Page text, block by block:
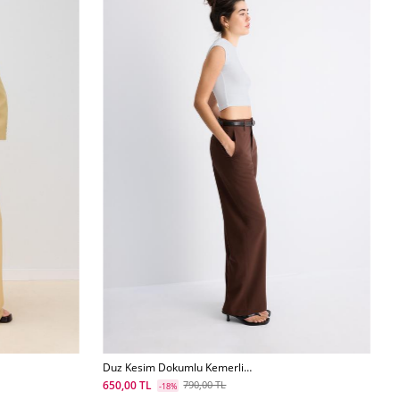
Duz Kesim Dokumlu Kemerli
Pantolon L04020080
650,00 TL -18% 790,00 TL